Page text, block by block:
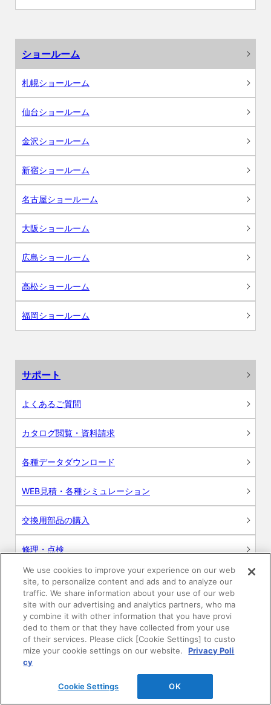
ショールーム
札幌ショールーム
仙台ショールーム
金沢ショールーム
新宿ショールーム
名古屋ショールーム
大阪ショールーム
広島ショールーム
高松ショールーム
福岡ショールーム
サポート
よくあるご質問
カタログ閲覧・資料請求
各種データダウンロード
WEB見積・各種シミュレーション
交換用部品の購入
修理・点検
お問い合わせ
ログイン
建築・設計関係者様向けサイト
ユーザー登録サービス
WEB見積システム
We use cookies to improve your experience on our web
site, to personalize content and ads and to analyze our
traffic. We share information about your use of our web
site with our advertising and analytics partners, who ma
y combine it with other information that you have provi
ded to them or that they have collected from your use
of their services. Please click [Cookie Settings] to custo
mize your cookie settings on our website.
Privacy Poli
cy
Cookie Settings OK